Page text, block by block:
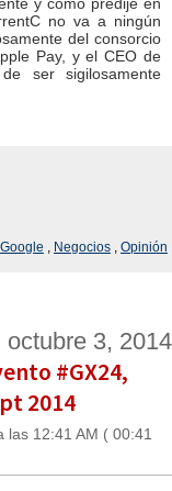
no va a ningún
del consorcio
Pay, y el CEO de
ser sigilosamente
Google , Negocios , Opinión
octubre 3, 2014
#GX24,
2014
las 12:41 AM ( 00:41